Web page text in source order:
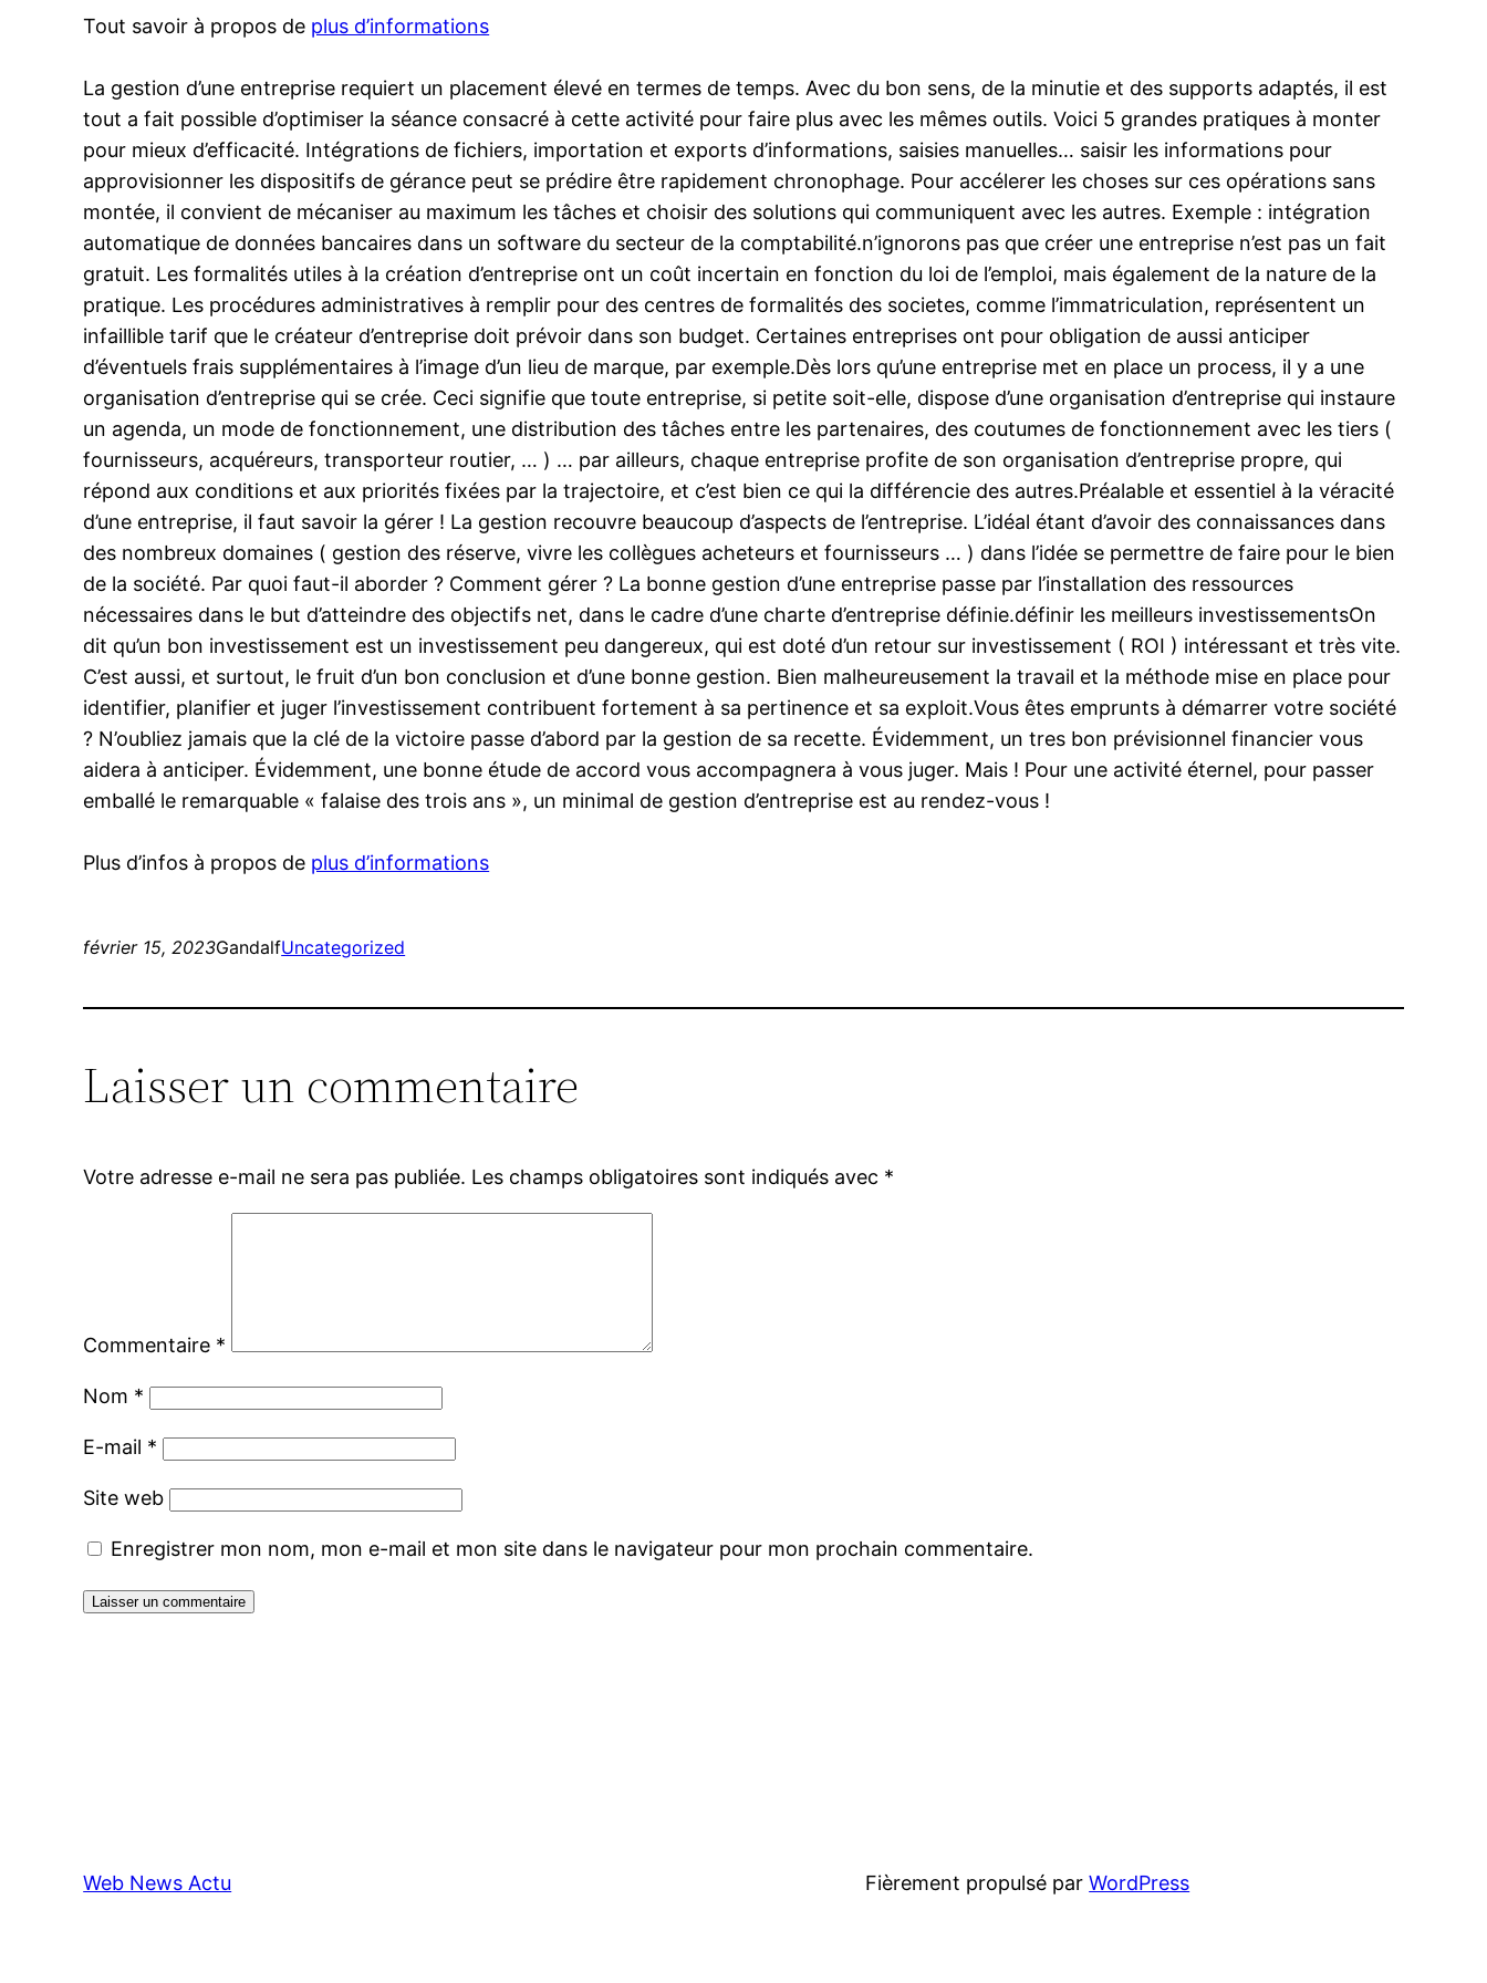
Tout savoir à propos de plus d’informations
La gestion d’une entreprise requiert un placement élevé en termes de temps. Avec du bon sens, de la minutie et des supports adaptés, il est
tout a fait possible d’optimiser la séance consacré à cette activité pour faire plus avec les mêmes outils. Voici 5 grandes pratiques à monter
pour mieux d’efficacité. Intégrations de fichiers, importation et exports d’informations, saisies manuelles… saisir les informations pour
approvisionner les dispositifs de gérance peut se prédire être rapidement chronophage. Pour accélerer les choses sur ces opérations sans
montée, il convient de mécaniser au maximum les tâches et choisir des solutions qui communiquent avec les autres. Exemple : intégration
automatique de données bancaires dans un software du secteur de la comptabilité.n’ignorons pas que créer une entreprise n’est pas un fait
gratuit. Les formalités utiles à la création d’entreprise ont un coût incertain en fonction du loi de l’emploi, mais également de la nature de la
pratique. Les procédures administratives à remplir pour des centres de formalités des societes, comme l’immatriculation, représentent un
infaillible tarif que le créateur d’entreprise doit prévoir dans son budget. Certaines entreprises ont pour obligation de aussi anticiper
d’éventuels frais supplémentaires à l’image d’un lieu de marque, par exemple.Dès lors qu’une entreprise met en place un process, il y a une
organisation d’entreprise qui se crée. Ceci signifie que toute entreprise, si petite soit-elle, dispose d’une organisation d’entreprise qui instaure
un agenda, un mode de fonctionnement, une distribution des tâches entre les partenaires, des coutumes de fonctionnement avec les tiers (
fournisseurs, acquéreurs, transporteur routier, … ) … par ailleurs, chaque entreprise profite de son organisation d’entreprise propre, qui
répond aux conditions et aux priorités fixées par la trajectoire, et c’est bien ce qui la différencie des autres.Préalable et essentiel à la véracité
d’une entreprise, il faut savoir la gérer ! La gestion recouvre beaucoup d’aspects de l’entreprise. L’idéal étant d’avoir des connaissances dans
des nombreux domaines ( gestion des réserve, vivre les collègues acheteurs et fournisseurs … ) dans l’idée se permettre de faire pour le bien
de la société. Par quoi faut-il aborder ? Comment gérer ? La bonne gestion d’une entreprise passe par l’installation des ressources
nécessaires dans le but d’atteindre des objectifs net, dans le cadre d’une charte d’entreprise définie.définir les meilleurs investissementsOn
dit qu’un bon investissement est un investissement peu dangereux, qui est doté d’un retour sur investissement ( ROI ) intéressant et très vite.
C’est aussi, et surtout, le fruit d’un bon conclusion et d’une bonne gestion. Bien malheureusement la travail et la méthode mise en place pour
identifier, planifier et juger l’investissement contribuent fortement à sa pertinence et sa exploit.Vous êtes emprunts à démarrer votre société
? N’oubliez jamais que la clé de la victoire passe d’abord par la gestion de sa recette. Évidemment, un tres bon prévisionnel financier vous
aidera à anticiper. Évidemment, une bonne étude de accord vous accompagnera à vous juger. Mais ! Pour une activité éternel, pour passer
emballé le remarquable « falaise des trois ans », un minimal de gestion d’entreprise est au rendez-vous !
Plus d’infos à propos de plus d’informations
février 15, 2023GandalfUncategorized
Laisser un commentaire
Votre adresse e-mail ne sera pas publiée. Les champs obligatoires sont indiqués avec *
Commentaire *
Nom *
E-mail *
Site web
Enregistrer mon nom, mon e-mail et mon site dans le navigateur pour mon prochain commentaire.
Web News Actu Fièrement propulsé parWordPress